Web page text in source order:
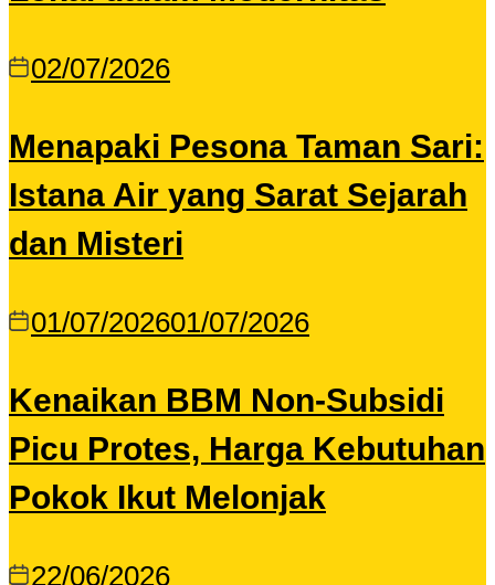
02/07/2026
Menapaki Pesona Taman Sari:
Istana Air yang Sarat Sejarah
dan Misteri
01/07/202601/07/2026
Kenaikan BBM Non-Subsidi
Picu Protes, Harga Kebutuhan
Pokok Ikut Melonjak
22/06/2026